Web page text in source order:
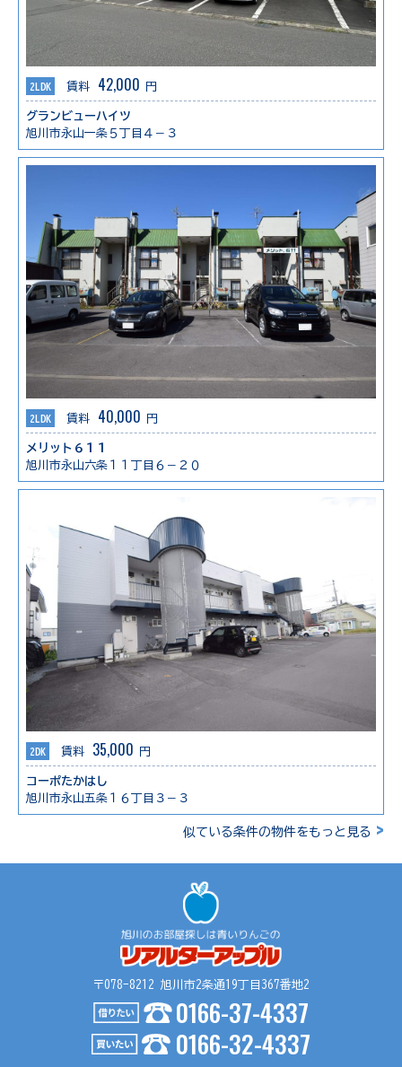
2LDK 賃料 42,000 円
グランビューハイツ
旭川市永山一条５丁目４－３
2LDK 賃料 40,000 円
メリット６１１
旭川市永山六条１１丁目６－２０
2DK 賃料 35,000 円
コーポたかはし
旭川市永山五条１６丁目３－３
似ている条件の物件をもっと見る >
〒078-8212 旭川市2条通19丁目367番地2
0166-37-4337
0166-32-4337